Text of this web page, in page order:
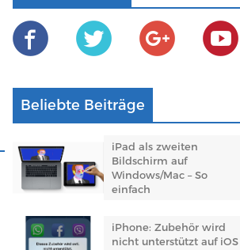
Beliebte Beiträge
iPad als zweiten
Bildschirm auf
Windows/Mac – So
einfach
iPhone: Zubehör wird
nicht unterstützt auf iOS